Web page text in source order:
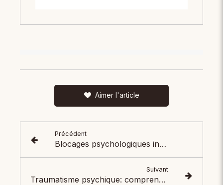
Aimer l'article
Précédent
Blocages psychologiques inconscients : vaincre ses freins internes
Suivant
Traumatisme psychique: comprendre et soigner les blessures invisibles